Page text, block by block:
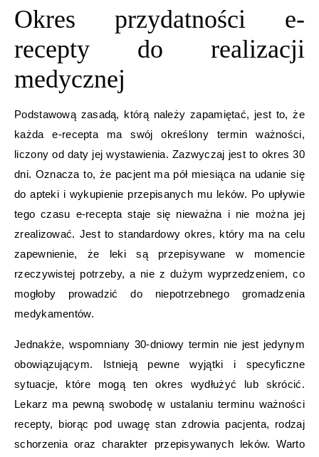
Okres przydatności e-
recepty do realizacji
medycznej
Podstawową zasadą, którą należy zapamiętać, jest to, że
każda e-recepta ma swój określony termin ważności,
liczony od daty jej wystawienia. Zazwyczaj jest to okres 30
dni. Oznacza to, że pacjent ma pół miesiąca na udanie się
do apteki i wykupienie przepisanych mu leków. Po upływie
tego czasu e-recepta staje się nieważna i nie można jej
zrealizować. Jest to standardowy okres, który ma na celu
zapewnienie, że leki są przepisywane w momencie
rzeczywistej potrzeby, a nie z dużym wyprzedzeniem, co
mogłoby prowadzić do niepotrzebnego gromadzenia
medykamentów.
Jednakże, wspomniany 30-dniowy termin nie jest jedynym
obowiązującym. Istnieją pewne wyjątki i specyficzne
sytuacje, które mogą ten okres wydłużyć lub skrócić.
Lekarz ma pewną swobodę w ustalaniu terminu ważności
recepty, biorąc pod uwagę stan zdrowia pacjenta, rodzaj
schorzenia oraz charakter przepisywanych leków. Warto